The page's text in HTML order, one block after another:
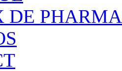
DE